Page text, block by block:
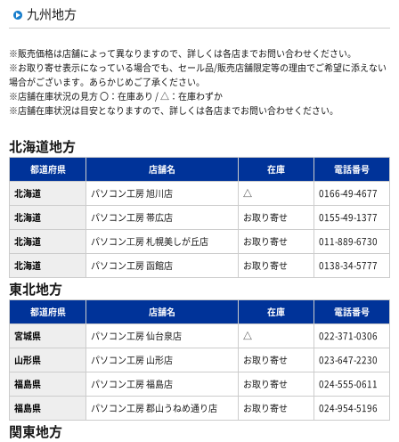
九州地方
※販売価格は店舗によって異なりますので、詳しくは各店までお問い合わせください。
※お取り寄せ表示になっている場合でも、セール品/販売店舗限定等の理由でご希望に添えない
場合がございます。あらかじめご了承ください。
※店舗在庫状況の見方 〇：在庫あり / △：在庫わずか
※店舗在庫状況は目安となりますので、詳しくは各店までお問い合わせください。
北海道地方
都道府県 店舗名 在庫
電話番号
北海道
パソコン工房 旭川店 △
0166-49-4677
北海道
パソコン工房 帯広店 お取り寄せ
0155-49-1377
北海道
パソコン⼯房 札幌美しが丘店 お取り寄せ
011-889-6730
北海道
パソコン工房 函館店 お取り寄せ 0138-34-5777
東北地方
都道府県 店舗名 在庫
電話番号
宮城県
パソコン工房 仙台泉店 △
022-371-0306
山形県
パソコン工房 山形店 お取り寄せ
023-647-2230
福島県
パソコン工房 福島店 お取り寄せ
024-555-0611
福島県
パソコン工房 郡山うねめ通り店 お取り寄せ 024-954-5196
関東地方